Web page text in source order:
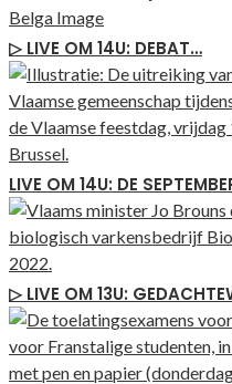
▷ LIVE OM 14U: DEBAT…
LIVE OM 14U: DE
▷ LIVE OM 13U: